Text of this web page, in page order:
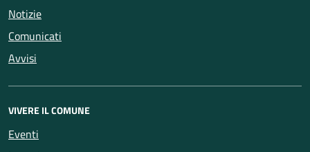
Notizie
Comunicati
Avvisi
VIVERE IL COMUNE
Eventi